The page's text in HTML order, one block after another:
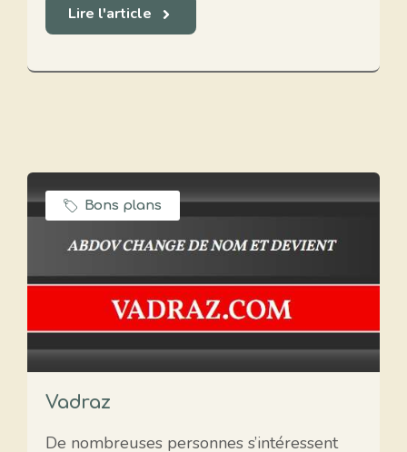
Lire l'article
Bons plans
Vadraz
De nombreuses personnes s’intéressent